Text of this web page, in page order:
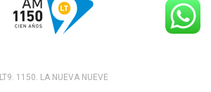
LT9. 1150. LA NUEVA NUEVE